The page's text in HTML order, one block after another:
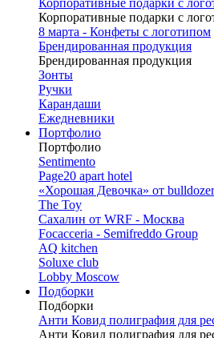
Корпоративные подарки с
Корпоративные подарки с
8 марта - Конфеты с логотипом
Брендированная продукция
Брендированная продукция
Зонты
Ручки
Карандаши
Ежедневники
Портфолио
Портфолио
Sentimento
Page20 apart hotel
«Хорошая Девочка» от
The Toy
Сахалин от WRF - Москва
Focacceria - Semifreddo Group
AQ kitchen
Soluxe club
Lobby Moscow
Подборки
Подборки
Анти Ковид полиграфия для
Анти Ковид полиграфия для